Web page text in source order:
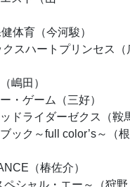
体育（今河駿）
クスハートプリンセス
嶋田）
・ゲーム（三好）
ドライダーゼクス（鞍
ック～full color’s～（
）
（椿佐介）